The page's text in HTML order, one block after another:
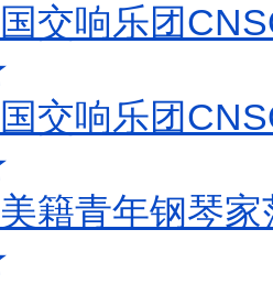
交响乐团
交响乐团
籍青年钢琴